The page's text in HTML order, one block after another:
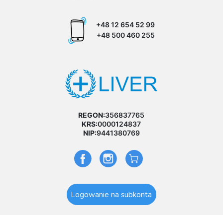
+48 12 654 52 99
+48 500 460 255
REGON:356837765
KRS:0000124837
NIP:9441380769
Logowanie na subkonta